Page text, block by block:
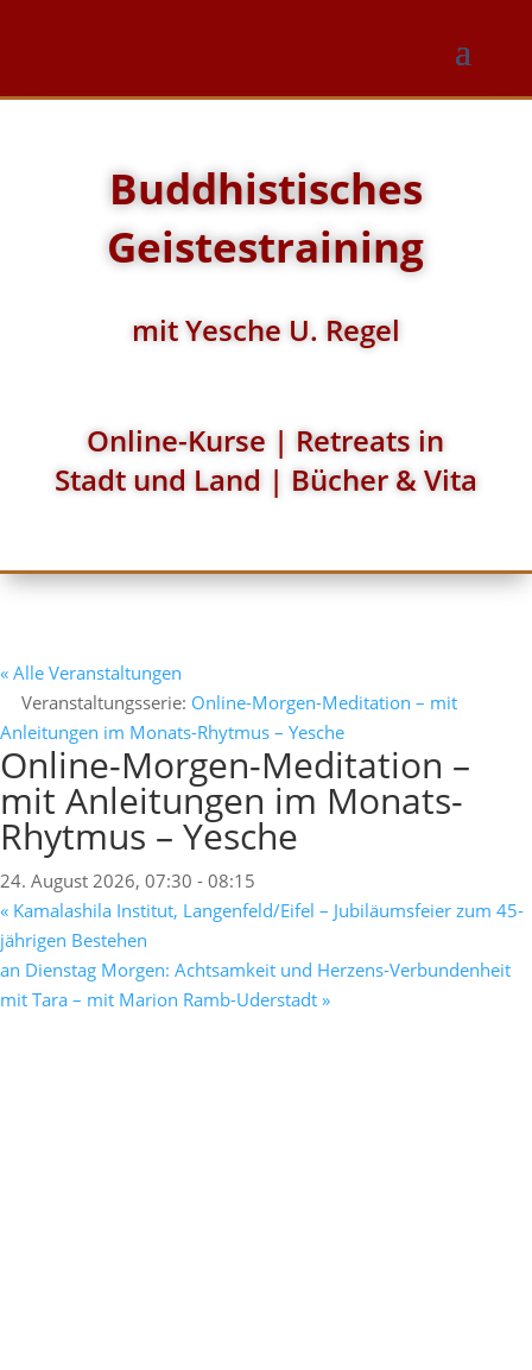
Buddhistisches
Geistestraining
mit Yesche U. Regel
Online-Kurse | Retreats in
Stadt und Land | Bücher & Vita
« Alle Veranstaltungen
Veranstaltungsserie: Online-Morgen-Meditation – mit
Anleitungen im Monats-Rhytmus – Yesche
Online-Morgen-Meditation –
mit Anleitungen im Monats-
Rhytmus – Yesche
24. August 2026, 07:30 - 08:15
« Kamalashila Institut, Langenfeld/Eifel – Jubiläumsfeier zum 45-
jährigen Bestehen
an Dienstag Morgen: Achtsamkeit und Herzens-Verbundenheit
mit Tara – mit Marion Ramb-Uderstadt »